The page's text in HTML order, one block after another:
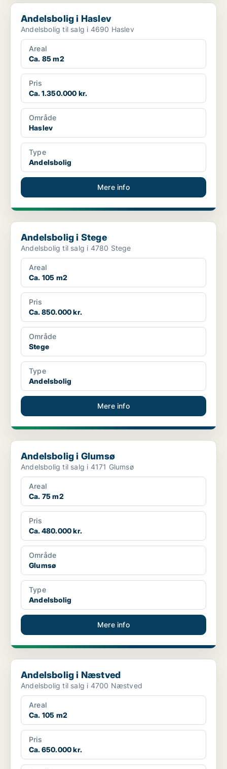
Andelsbolig i Haslev
Andelsbolig i Haslev
Andelsbolig til salg i 4690 Haslev
Areal
Ca. 85 m2
Pris
Ca. 1.350.000 kr.
Område
Haslev
Type
Andelsbolig
Mere info
Andelsbolig i Stege
Andelsbolig i Stege
Andelsbolig til salg i 4780 Stege
Areal
Ca. 105 m2
Pris
Ca. 850.000 kr.
Område
Stege
Type
Andelsbolig
Mere info
Andelsbolig i Glumsø
Andelsbolig i Glumsø
Andelsbolig til salg i 4171 Glumsø
Areal
Ca. 75 m2
Pris
Ca. 480.000 kr.
Område
Glumsø
Type
Andelsbolig
Mere info
Andelsbolig i Næstved
Andelsbolig i Næstved
Andelsbolig til salg i 4700 Næstved
Areal
Ca. 105 m2
Pris
Ca. 650.000 kr.